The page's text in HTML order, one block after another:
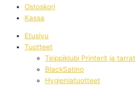
Ostoskori
Kassa
Etusivu
Tuotteet
Teippiklubi Printerit ja tarrat
BlackSatino
Hygieniatuotteet